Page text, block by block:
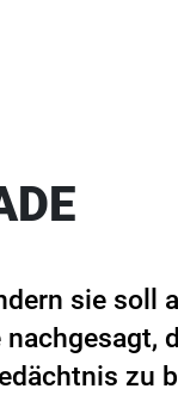
sie soll
zu